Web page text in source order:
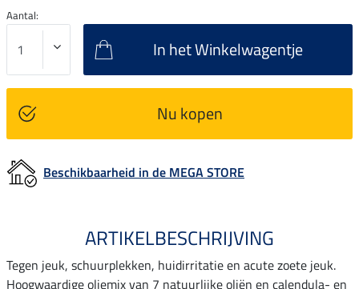
Aantal:
In het Winkelwagentje
Nu kopen
Beschikbaarheid in de MEGA STORE
ARTIKELBESCHRIJVING
Tegen jeuk, schuurplekken, huidirritatie en acute zoete jeuk.
Hoogwaardige oliemix van 7 natuurlijke oliën en calendula- en